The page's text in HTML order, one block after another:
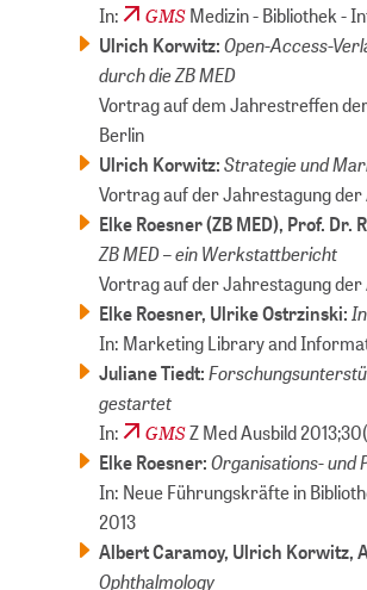
In: GMSMedizin - Bibliothek -
Ulrich Korwitz:Open-Access-
durch die ZB MED
Vortrag auf dem Jahrestreffen
Berlin
Ulrich Korwitz:Strategie und
Vortrag auf der Jahrestagung der
Elke Roesner (ZB MED), Prof.
ZB MED – ein Werkstattbericht
Vortrag auf der Jahrestagung der
Elke Roesner, Ulrike Ostrzinski:
In: Marketing Library and
Juliane Tiedt:
gestartet
In: GMSZ Med Ausbild
Elke Roesner:Organisations- und
In: Neue Führungskräfte in
2013
Albert Caramoy, Ulrich Korwitz,
Ophthalmology